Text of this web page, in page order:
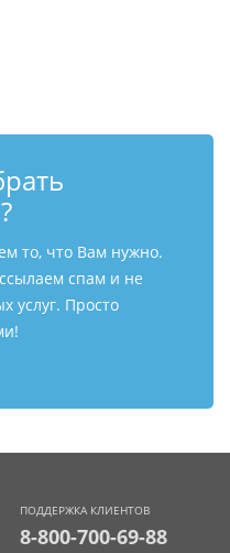
то, что Вам нужно.
спам и не
услуг. Просто
ПОДДЕРЖКА КЛИЕНТОВ
8-800-700-69-88